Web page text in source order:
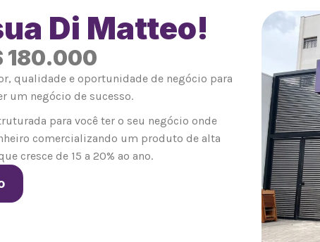
Di Matteo!
180.000
qualidade e oportunidade de negócio para
um negócio de sucesso.
para você ter o seu negócio onde
comercializando um produto de alta
cresce de 15 a 20% ao ano.